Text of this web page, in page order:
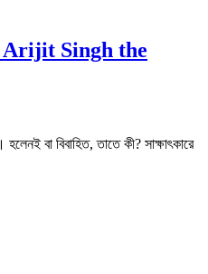
Arijit Singh the
বা বিবাহিত, তাতে কী? সাক্ষাৎকারে